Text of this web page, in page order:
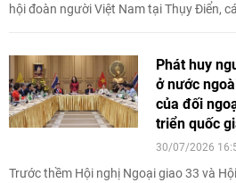
hội đoàn người Việt Nam tại Thụy Điển,
Phát huy
ở nước
của đối
triển quốc
30/07/2026
Trước thềm Hội nghị Ngoại giao 33 và